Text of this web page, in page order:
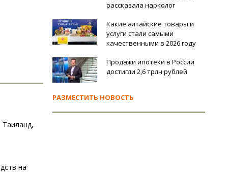
на
рассказала нарколог
Какие алтайские товары и
услуги стали самыми
качественными в 2026 году
Продажи ипотеки в России
достигли 2,6 трлн рублей
РАЗМЕСТИТЬ НОВОСТЬ